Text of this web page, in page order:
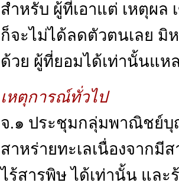
สำหรับ ผู้ที่เอาแต่ เหตุผล
ก็จะไม่ได้ลดตัวตนเลย มิ
ด้วย ผู้ที่ยอมได้เท่านั้นแ
เหตุการณ์ทั่วไป
จ.๑ ประชุมกลุ่มพาณิชย์บุ
สาหร่ายทะเลเนื่องจากมี
ไร้สารพิษ ได้เท่านั้น แล